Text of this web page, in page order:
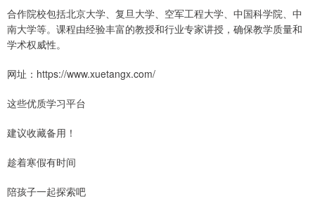
合作院校包括北京大学、复旦大学、空军工程大学、中国科学院、中
南大学等。课程由经验丰富的教授和行业专家讲授，确保教学质量和
学术权威性。
网址：https://www.xuetangx.com/
这些优质学习平台
建议收藏备用！
趁着寒假有时间
陪孩子一起探索吧